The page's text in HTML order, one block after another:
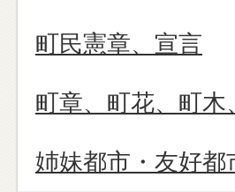
町民憲章、宣言
町章、町花、町木
姉妹都市・友好都